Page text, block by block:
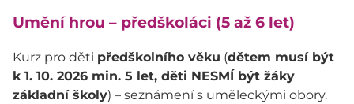
Umění hrou – předškoláci (5 až 6 let)
Kurz pro děti předškolního věku (dětem musí být
k 1. 10. 2026 min. 5 let, děti NESMÍ být žáky
základní školy) – seznámení s uměleckými obory.